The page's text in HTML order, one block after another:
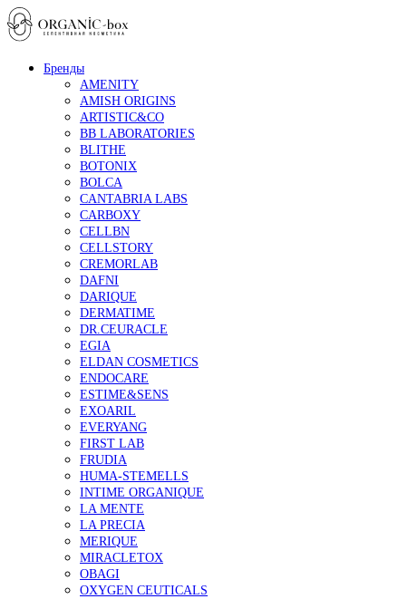
Бренды
AMENITY
AMISH ORIGINS
ARTISTIC&CO
BB LABORATORIES
BLITHE
BOTONIX
BOLCA
CANTABRIA LABS
CARBOXY
CELLBN
CELLSTORY
CREMORLAB
DAFNI
DARIQUE
DERMATIME
DR.CEURACLE
EGIA
ELDAN COSMETICS
ENDOCARE
ESTIME&SENS
EXOARIL
EVERYANG
FIRST LAB
FRUDIA
HUMA-STEMELLS
INTIME ORGANIQUE
LA MENTE
LA PRECIA
MERIQUE
MIRACLETOX
OBAGI
OXYGEN CEUTICALS